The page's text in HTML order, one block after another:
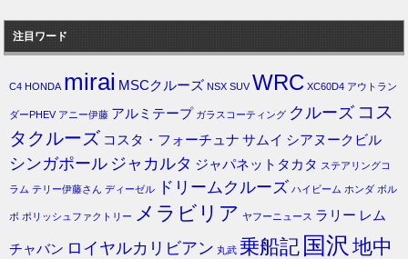
注目ワード
C4 HONDA mirai MSCクルーズ NSX SUV WRC XC60D4 アウトラン
ダーPHEV アニー伊藤 アルミテープ ガラスコーティング クルーズ コス
タクルーズ コスタ・フォーチュナ サムイ シアヌークビル
シンガポール ジャカルタ ジャパネットタカタ ステアリングコ
ラム テリー伊藤さん ディーゼル ドリームクルーズ ハイビーム ホンダ ボル
ボ ポリッシュファクトリー メラビリア ヤフーニュース ラリー レム
チャバン ロイヤルカリビアン 丸武 乗船記 国沢 地中